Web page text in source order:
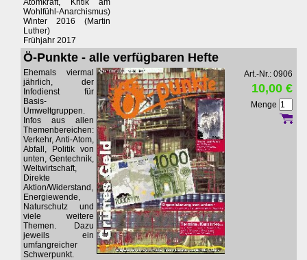
Atomkraft, Kritik am
Wohlfühl-Anarchismus)
Winter 2016 (Martin
Luther)
Frühjahr 2017
Ö-Punkte - alle verfügbaren Hefte
Ehemals viermal
jährlich, der
Infodienst für
Basis-
Umweltgruppen.
Infos aus allen
Themenbereichen:
Verkehr, Anti-Atom,
Abfall, Politik von
unten, Gentechnik,
Weltwirtschaft,
Direkte
Aktion/Widerstand,
Energiewende,
Naturschutz und
viele weitere
Themen. Dazu
jeweils ein
umfangreicher
Schwerpunkt.
Art.-Nr.: 0906
10,00 €
Menge